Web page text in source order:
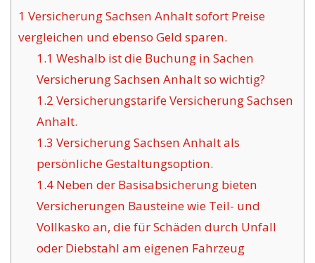
1 Versicherung Sachsen Anhalt sofort Preise
vergleichen und ebenso Geld sparen.
1.1 Weshalb ist die Buchung in Sachen
Versicherung Sachsen Anhalt so wichtig?
1.2 Versicherungstarife Versicherung Sachsen
Anhalt.
1.3 Versicherung Sachsen Anhalt als
persönliche Gestaltungsoption.
1.4Neben der Basisabsicherung bieten
Versicherungen Bausteine wie Teil- und
Vollkasko an, die für Schäden durch Unfall
oder Diebstahl am eigenen Fahrzeug